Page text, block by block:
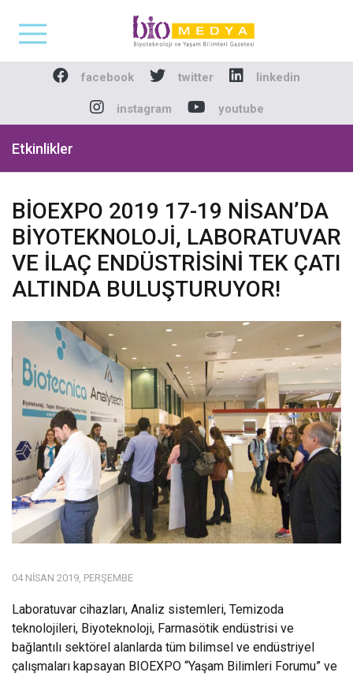
Biomedya -
facebook twitter linkedin
instagram youtube
Etkinlikler
BİOEXPO 2019 17-19 NİSAN’DA
BİYOTEKNOLOJİ, LABORATUVAR
VE İLAÇ ENDÜSTRİSİNİ TEK ÇATI
ALTINDA BULUŞTURUYOR!
04 NISAN 2019, PERŞEMBE
Laboratuvar cihazları, Analiz sistemleri, Temizoda
teknolojileri, Biyoteknoloji, Farmasötik endüstrisi ve
bağlantılı sektörel alanlarda tüm bilimsel ve endüstriyel
çalışmaları kapsayan BIOEXPO “Yaşam Bilimleri Forumu” ve